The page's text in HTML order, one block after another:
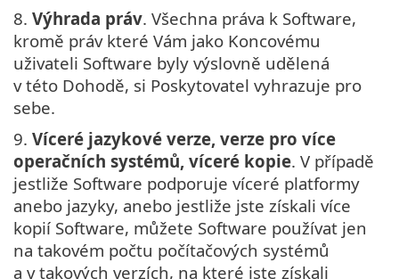
8. Výhrada práv. Všechna práva k Software,
kromě práv které Vám jako Koncovému
uživateli Software byly výslovně udělená
v této Dohodě, si Poskytovatel vyhrazuje pro
sebe.
9. Víceré jazykové verze, verze pro více
operačních systémů, víceré kopie. V případě
jestliže Software podporuje víceré platformy
anebo jazyky, anebo jestliže jste získali více
kopií Software, můžete Software používat jen
na takovém počtu počítačových systémů
a v takových verzích, na které jste získali